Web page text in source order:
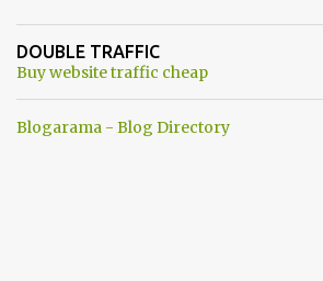
ancora una fantasia Nato o forse una "False
una guerra mondiale che difficilmente da
DOUBLE TRAFFIC
Buy website traffic cheap
Blogarama - Blog Directory